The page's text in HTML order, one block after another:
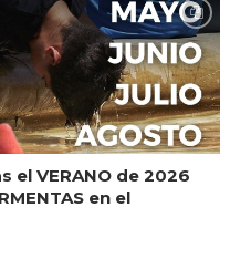
el VERANO de 2026
en el